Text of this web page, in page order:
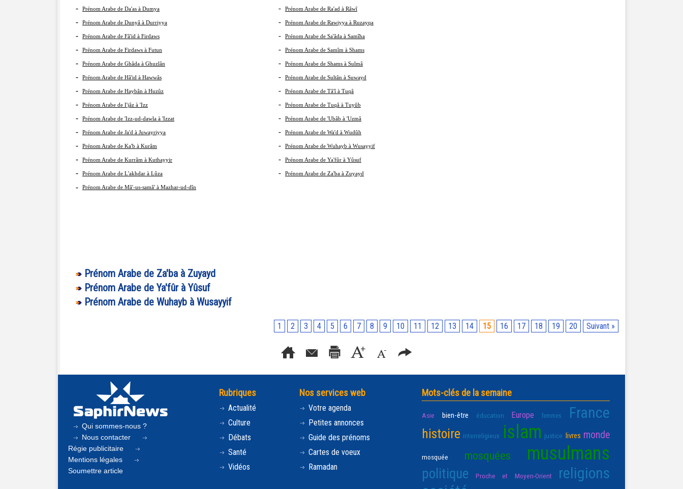
- Prénom Arabe de Da'as à Dumya - Prénom Arabe de Ra'ad à Râwî
- Prénom Arabe de Dunyâ à Durriyya - Prénom Arabe de Rawiyya à Ruzayqa
- Prénom Arabe de Fâ'id à Firdaws - Prénom Arabe de Sa'âda à Samîha
- Prénom Arabe de Firdaws à Futun - Prénom Arabe de Samîm à Shams
- Prénom Arabe de Ghâda à Ghuzlân - Prénom Arabe de Shams à Sulmâ
- Prénom Arabe de Hâ'id à Hawwâs - Prénom Arabe de Sultân à Suwayd
- Prénom Arabe de Haybân à Huzûz - Prénom Arabe de Tâ'î à Tuqâ
- Prénom Arabe de I'jâz à 'Izz - Prénom Arabe de Tuqâ à Tuyûb
- Prénom Arabe de 'Izz-ud-dawla à 'Izzat - Prénom Arabe de 'Ubâb à 'Uzmâ
- Prénom Arabe de Ja'd à Juwayriyya - Prénom Arabe de Wa'd à Wudûh
- Prénom Arabe de Ka'b à Kurâm - Prénom Arabe de Wuhayb à Wusayyif
- Prénom Arabe de Kurrâm à Kuthayyir - Prénom Arabe de Ya'fûr à Yûsuf
- Prénom Arabe de L'akhdar à Lûza - Prénom Arabe de Za'ba à Zuyayd
- Prénom Arabe de Mâ'-us-samâ' à Mazhar-ud-dîn
Prénom Arabe de Za'ba à Zuyayd
Prénom Arabe de Ya'fûr à Yûsuf
Prénom Arabe de Wuhayb à Wusayyif
1 2 3 4 5 6 7 8 9 10 11 12 13 14 15 16 17 18 19 20 Suivant »
Qui sommes-nous ?
Nous contacter
Régie publicitaire
Mentions légales
Soumettre article
Rubriques
Actualité
Culture
Débats
Santé
Vidéos
Nos services web
Votre agenda
Petites annonces
Guide des prénoms
Cartes de voeux
Ramadan
Mots-clés de la semaine
Asie bien-être éducation Europe femmes France
histoire interreligieux islam justice livres monde
mosquée mosquées musulmans
politique Proche et Moyen-Orient religions